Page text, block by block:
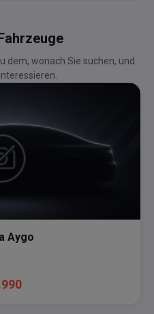
dem, wonach Sie suchen, und
Aygo